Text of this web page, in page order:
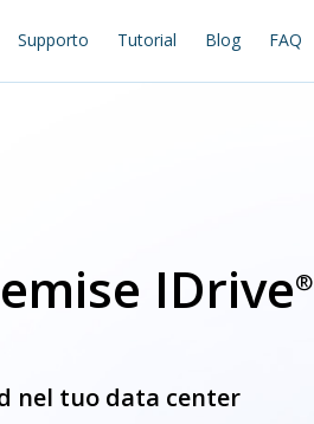
Supporto Tutorial Blog FAQ
IDrive®
nel tuo data center